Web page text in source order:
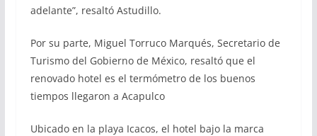
adelante”, resaltó Astudillo.
Por su parte, Miguel Torruco Marqués, Secretario de
Turismo del Gobierno de México, resaltó que el
renovado hotel es el termómetro de los buenos
tiempos llegaron a Acapulco
Ubicado en la playa Icacos, el hotel bajo la marca